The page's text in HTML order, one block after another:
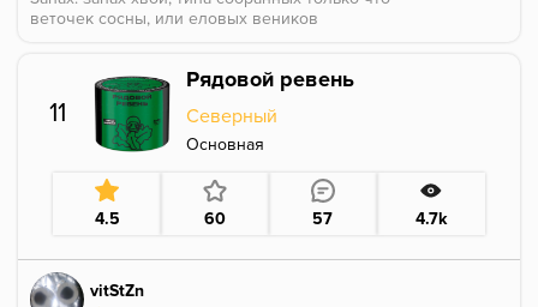
веточек сосны, или еловых веников
Вкус: в соло не курил, и желания нет, курил в
основном в миксе с харибон бб, ну и разик добавлял
шипучку муасель. Дак вот, вкус, думал, при миксе с
колой получится что-то типа байкала, но не
все время перебивал колу, даже в гораздо меньших
пропорциях, при перегреве хвоя начинает горчить
местами, но сам вкус хвои довольно приятный, и
Девушке очень понравилось
11
Рядовой ревень
Северный
Основная
4.5 60 57 4.7k
vitStZn